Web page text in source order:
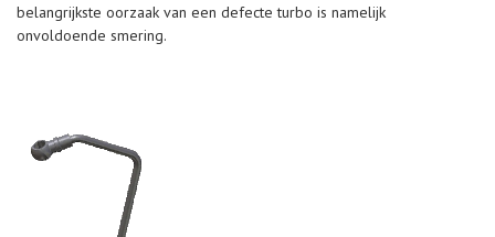
belangrijkste oorzaak van een defecte turbo is namelijk
onvoldoende smering.